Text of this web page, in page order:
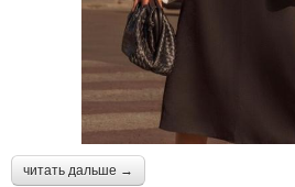
читать дальше →